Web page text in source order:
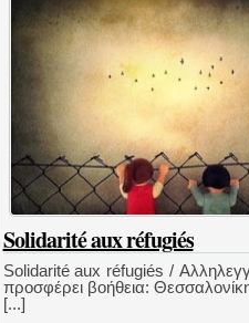
Solidarité aux réfugiés
Solidarité aux réfugiés /
προσφέρει βοήθεια:
[...]